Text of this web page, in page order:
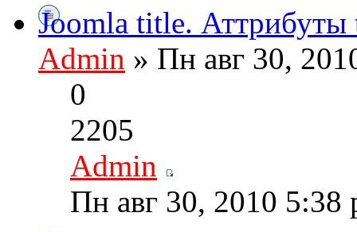
Joomla title.
Admin » Пн авг 30,
0
2205
Admin
Пн авг 30, 2010 5:38